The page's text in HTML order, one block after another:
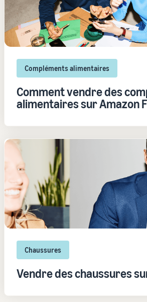
Compléments alimentaires
Comment vendre des
alimentaires sur Amazon
Chaussures
Vendre des chaussures